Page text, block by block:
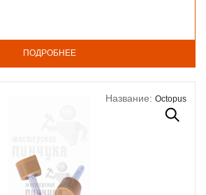
ПОДРОБНЕЕ
Название: Octopus